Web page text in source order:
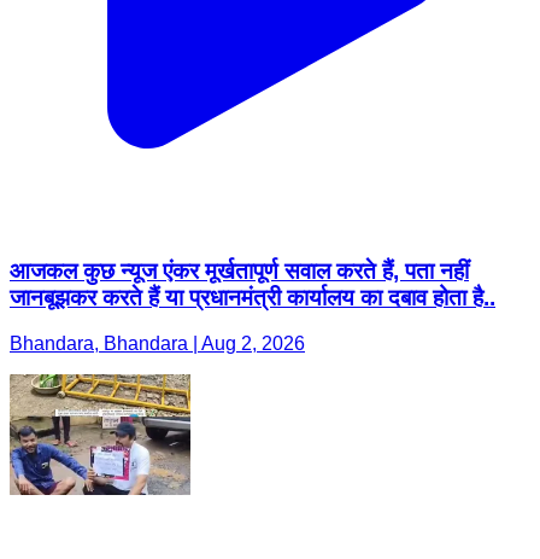
आजकल कुछ न्यूज एंकर मूर्खतापूर्ण सवाल करते हैं, पता नहीं
जानबूझकर करते हैं या प्रधानमंत्री कार्यालय का दबाव होता है..
Bhandara, Bhandara | Aug 2, 2026